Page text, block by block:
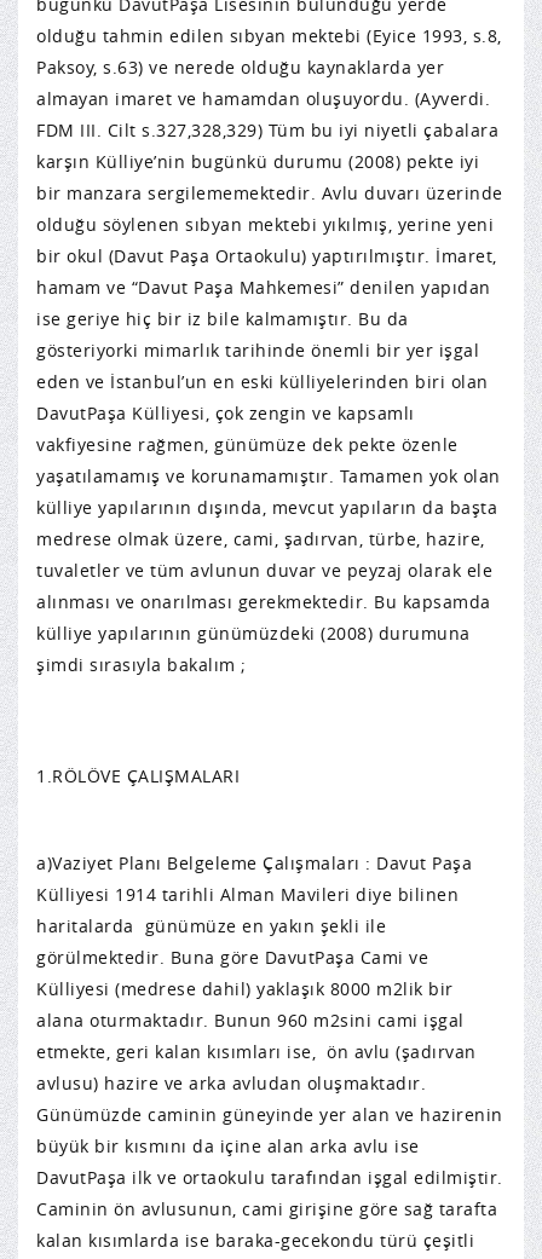
bugünkü DavutPaşa Lisesinin bulunduğu yerde
olduğu tahmin edilen sıbyan mektebi (Eyice 1993, s.8,
Paksoy, s.63) ve nerede olduğu kaynaklarda yer
almayan imaret ve hamamdan oluşuyordu. (Ayverdi.
FDM III. Cilt s.327,328,329) Tüm bu iyi niyetli çabalara
karşın Külliye’nin bugünkü durumu (2008) pekte iyi
bir manzara sergilememektedir. Avlu duvarı üzerinde
olduğu söylenen sıbyan mektebi yıkılmış, yerine yeni
bir okul (Davut Paşa Ortaokulu) yaptırılmıştır. İmaret,
hamam ve “Davut Paşa Mahkemesi” denilen yapıdan
ise geriye hiç bir iz bile kalmamıştır. Bu da
gösteriyorki mimarlık tarihinde önemli bir yer işgal
eden ve İstanbul’un en eski külliyelerinden biri olan
DavutPaşa Külliyesi, çok zengin ve kapsamlı
vakfiyesine rağmen, günümüze dek pekte özenle
yaşatılamamış ve korunamamıştır. Tamamen yok olan
külliye yapılarının dışında, mevcut yapıların da başta
medrese olmak üzere, cami, şadırvan, türbe, hazire,
tuvaletler ve tüm avlunun duvar ve peyzaj olarak ele
alınması ve onarılması gerekmektedir. Bu kapsamda
külliye yapılarının günümüzdeki (2008) durumuna
şimdi sırasıyla bakalım ;
1.RÖLÖVE ÇALIŞMALARI
a)Vaziyet Planı Belgeleme Çalışmaları : Davut Paşa
Külliyesi 1914 tarihli Alman Mavileri diye bilinen
haritalarda günümüze en yakın şekli ile
görülmektedir. Buna göre DavutPaşa Cami ve
Külliyesi (medrese dahil) yaklaşık 8000 m2lik bir
alana oturmaktadır. Bunun 960 m2sini cami işgal
etmekte, geri kalan kısımları ise, ön avlu (şadırvan
avlusu) hazire ve arka avludan oluşmaktadır.
Günümüzde caminin güneyinde yer alan ve hazirenin
büyük bir kısmını da içine alan arka avlu ise
DavutPaşa ilk ve ortaokulu tarafından işgal edilmiştir.
Caminin ön avlusunun, cami girişine göre sağ tarafta
kalan kısımlarda ise baraka-gecekondu türü çeşitli